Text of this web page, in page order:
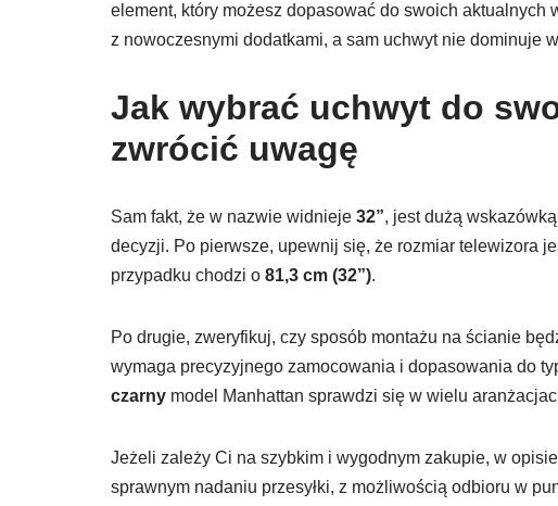
element, który możesz dopasować do swoich aktualnych
z nowoczesnymi dodatkami, a sam uchwyt nie dominuje
Jak wybrać uchwyt do
zwrócić uwagę
Sam fakt, że w nazwie widnieje 32”, jest dużą
decyzji. Po pierwsze, upewnij się, że rozmiar telewizora
przypadku chodzi o 81,3 cm (32”).
Po drugie, zweryfikuj, czy sposób montażu na ścianie
wymaga precyzyjnego zamocowania i dopasowania do
czarny model Manhattan sprawdzi się w wielu
Jeżeli zależy Ci na szybkim i wygodnym zakupie, w
sprawnym nadaniu przesyłki, z możliwością odbioru w